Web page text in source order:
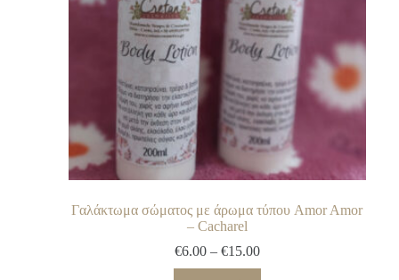
Γαλάκτωμα σώματος με άρωμα τύπου Amor Amor
– Cacharel
€6.00 – €15.00